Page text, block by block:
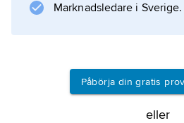
Marknadsledare i Sverige.
Påbörja din gratis
eller